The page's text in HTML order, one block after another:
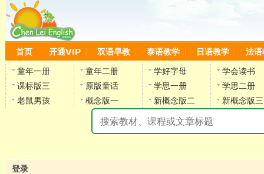
首页 开通VIP 双语早教 泰语教学 日语教学 法语
童年一册 童年二册 学好字母
学会读书
课标版三
原版童话 学思一册
学思二册
老鼠男孩
概念版一 新概念版二 新概念版三
登录